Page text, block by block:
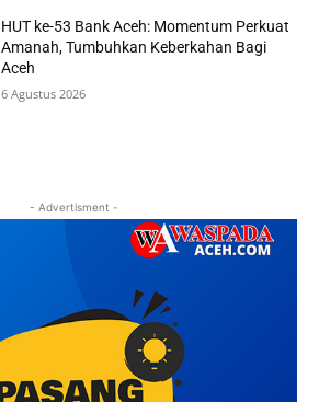
HUT ke-53 Bank Aceh: Momentum Perkuat
Amanah, Tumbuhkan Keberkahan Bagi
Aceh
6 Agustus 2026
- Advertisment -